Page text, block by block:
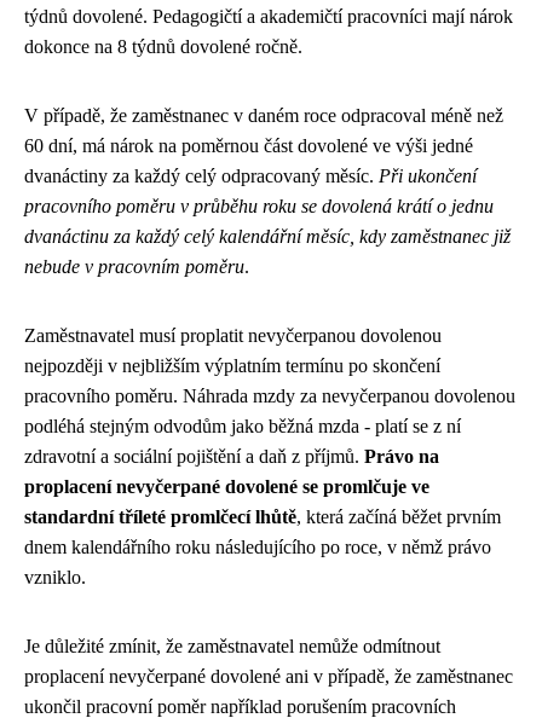
týdnů dovolené. Pedagogičtí a akademičtí pracovníci mají nárok
dokonce na 8 týdnů dovolené ročně.
V případě, že zaměstnanec v daném roce odpracoval méně než
60 dní, má nárok na poměrnou část dovolené ve výši jedné
dvanáctiny za každý celý odpracovaný měsíc. Při ukončení
pracovního poměru v průběhu roku se dovolená krátí o jednu
dvanáctinu za každý celý kalendářní měsíc, kdy zaměstnanec již
nebude v pracovním poměru.
Zaměstnavatel musí proplatit nevyčerpanou dovolenou
nejpozději v nejbližším výplatním termínu po skončení
pracovního poměru. Náhrada mzdy za nevyčerpanou dovolenou
podléhá stejným odvodům jako běžná mzda - platí se z ní
zdravotní a sociální pojištění a daň z příjmů. Právo na
proplacení nevyčerpané dovolené se promlčuje ve
standardní tříleté promlčecí lhůtě, která začíná běžet prvním
dnem kalendářního roku následujícího po roce, v němž právo
vzniklo.
Je důležité zmínit, že zaměstnavatel nemůže odmítnout
proplacení nevyčerpané dovolené ani v případě, že zaměstnanec
ukončil pracovní poměr například porušením pracovních